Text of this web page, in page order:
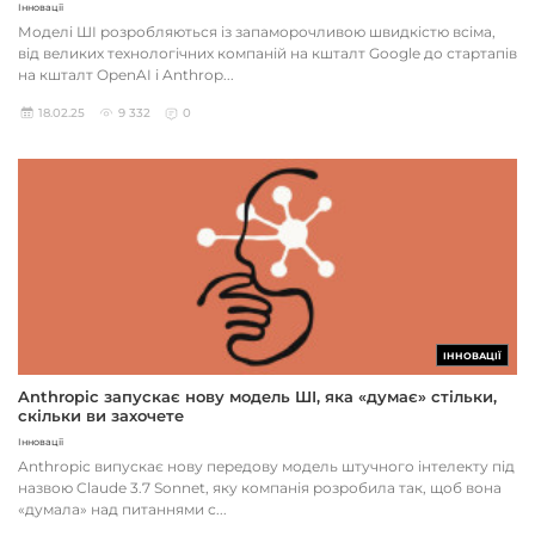
Інновації
Моделі ШІ розробляються із запаморочливою швидкістю всіма,
від великих технологічних компаній на кшталт Google до стартапів
на кшталт OpenAI і Anthrop...
18.02.25 9 332 0
ІННОВАЦІЇ
Anthropic запускає нову модель ШІ, яка «думає» стільки,
скільки ви захочете
Інновації
Anthropic випускає нову передову модель штучного інтелекту під
назвою Claude 3.7 Sonnet, яку компанія розробила так, щоб вона
«думала» над питаннями с...